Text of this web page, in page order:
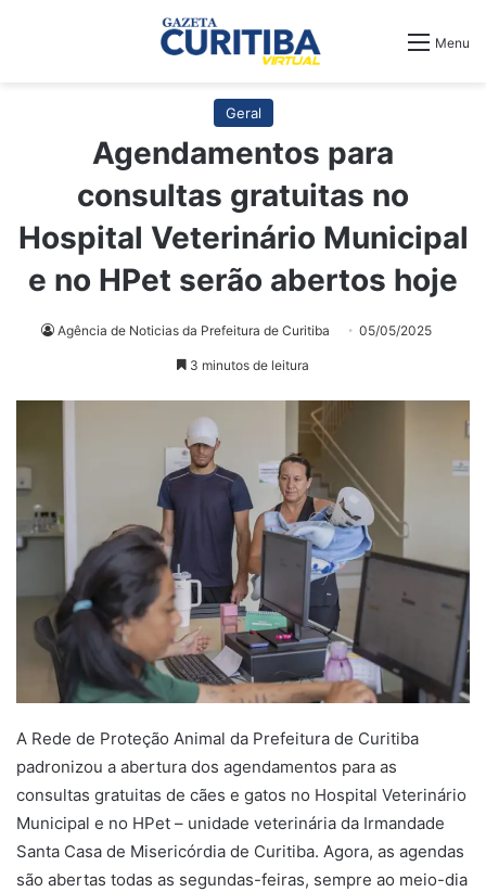
Menu
Geral
Agendamentos para
consultas gratuitas no
Hospital Veterinário Municipal
e no HPet serão abertos hoje
Agência de Noticias da Prefeitura de Curitiba 05/05/2025
3 minutos de leitura
A Rede de Proteção Animal da Prefeitura de Curitiba
padronizou a abertura dos agendamentos para as
consultas gratuitas de cães e gatos no Hospital Veterinário
Municipal e no HPet – unidade veterinária da Irmandade
Santa Casa de Misericórdia de Curitiba. Agora, as agendas
são abertas todas as segundas-feiras, sempre ao meio-dia